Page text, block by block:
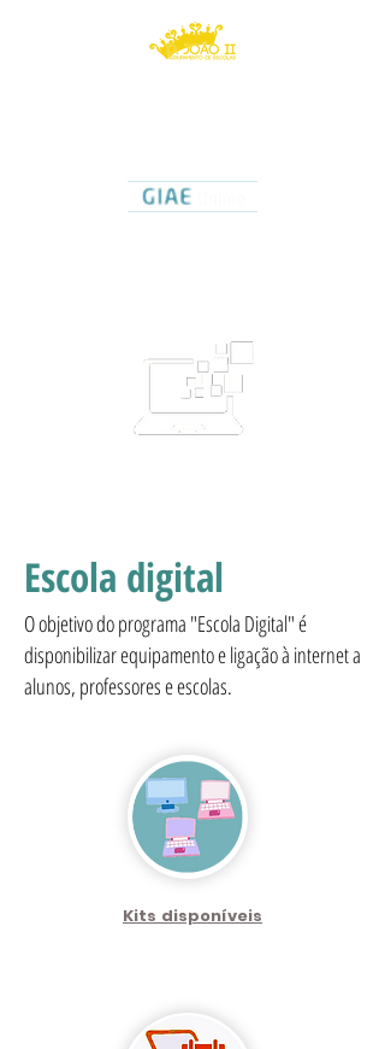
Escola digital
O objetivo do programa "Escola Digital" é
disponibilizar equipamento e ligação à internet a
alunos, professores e escolas.
Kits disponíveis